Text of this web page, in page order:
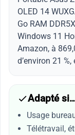
OLED 14
Go RAM
Windows 11
Amazon, à
d’environ 21
Adapté
Usage
Télétravail,